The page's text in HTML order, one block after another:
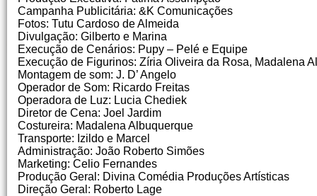
Campanha Publicitária: &K Comunicações
Fotos: Tutu Cardoso de Almeida
Divulgação: Gilberto e Marina
Execução de Cenários: Pupy – Pelé e Equipe
Execução de Figurinos: Zíria Oliveira da Rosa, Madalena
Montagem de som: J. D’ Angelo
Operador de Som: Ricardo Freitas
Operadora de Luz: Lucia Chediek
Diretor de Cena: Joel Jardim
Costureira: Madalena Albuquerque
Transporte: Izildo e Marcel
Administração: João Roberto Simões
Marketing: Celio Fernandes
Produção Geral: Divina Comédia Produções Artísticas
Direção Geral: Roberto Lage